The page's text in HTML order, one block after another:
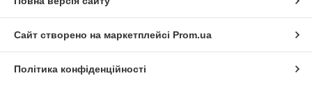
Сайт створено на маркетплейсі Prom.ua
Політика конфіденційності